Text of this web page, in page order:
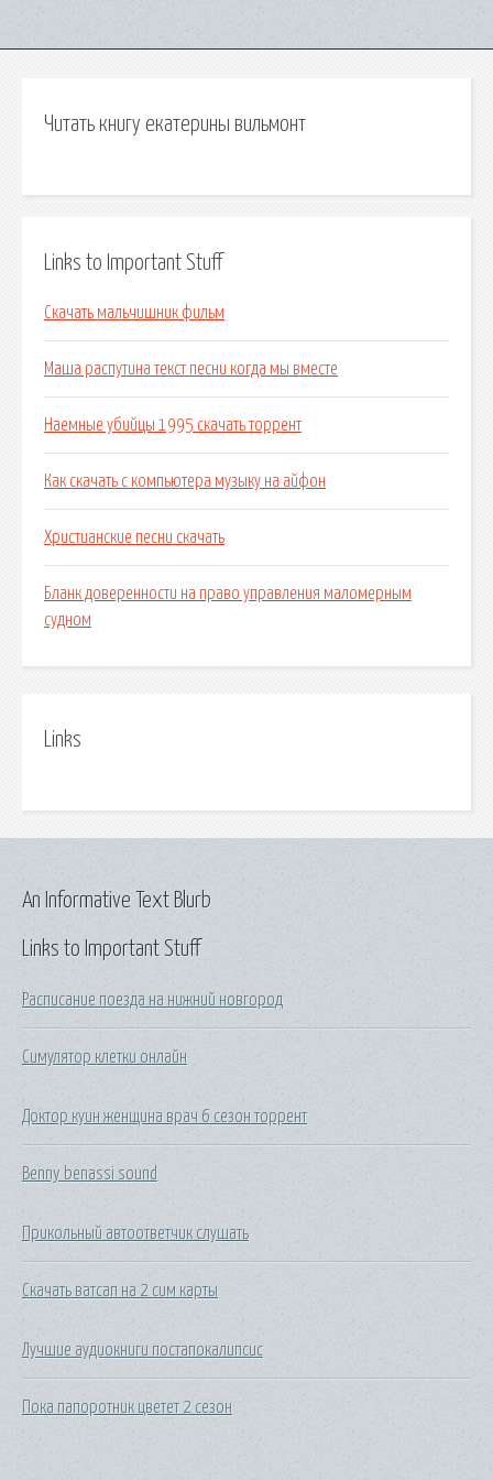
Читать книгу екатерины вильмонт
Links to Important Stuff
Скачать мальчишник фильм
Маша распутина текст песни когда мы вместе
Наемные убийцы 1995 скачать торрент
Как скачать с компьютера музыку на айфон
Христианские песни скачать
Бланк доверенности на право управления маломерным
судном
Links
Links to Important Stuff
Расписание поезда на нижний новгород
Симулятор клетки онлайн
Доктор куин женщина врач 6 сезон торрент
Benny benassi sound
Прикольный автоответчик слушать
Скачать ватсап на 2 сим карты
Лучшие аудиокниги постапокалипсис
Пока папоротник цветет 2 сезон
An Informative Text Blurb